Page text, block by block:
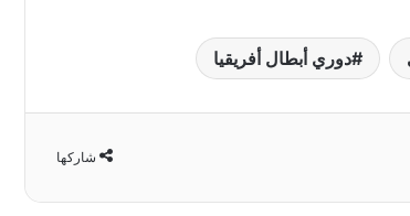
دوري أبطال أفريقيا
شاركها